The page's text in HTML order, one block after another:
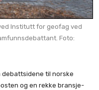
Institutt for geofag ved
Foto:
debattsidene til norske
og en rekke bransje-